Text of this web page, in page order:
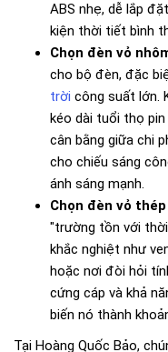
ABS nhẹ, dễ lắp
kiện thời tiết bình
Chọn đèn vỏ
cho bộ đèn, đặc
trời công suất lớn.
kéo dài tuổi thọ
cân bằng giữa chi
cho chiếu sáng
ánh sáng mạnh.
Chọn đèn vỏ
"trường tồn với
khắc nghiệt như
hoặc nơi đòi hỏi
cứng cáp và khả
biến nó thành
Tại Hoàng Quốc Bảo,